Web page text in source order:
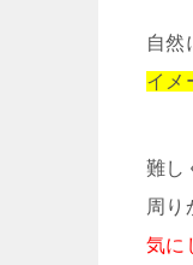
自然
イメ
難し
周り
気に